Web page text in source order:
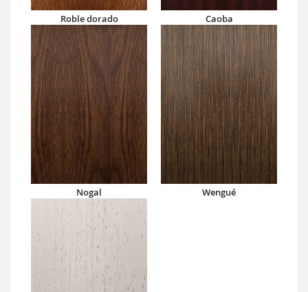
Roble dorado Caoba
Nogal Wengué